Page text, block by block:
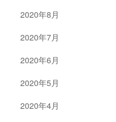
2020年8月
2020年7月
2020年6月
2020年5月
2020年4月